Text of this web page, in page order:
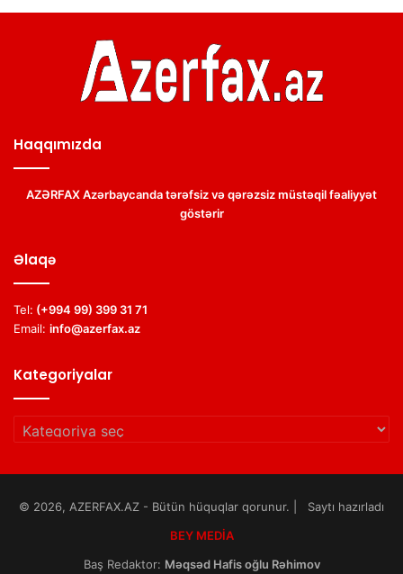
Haqqımızda
AZƏRFAX Azərbaycanda tərəfsiz və qərəzsiz müstəqil fəaliyyət
göstərir
Əlaqə
Tel: (+994 99) 399 31 71
Email: info@azerfax.az
Kategoriyalar
Kategoriyalar
© 2026, AZERFAX.AZ - Bütün hüquqlar qorunur. | Saytı hazırladı
BEY MEDİA
Baş Redaktor: Məqsəd Hafis oğlu Rəhimov